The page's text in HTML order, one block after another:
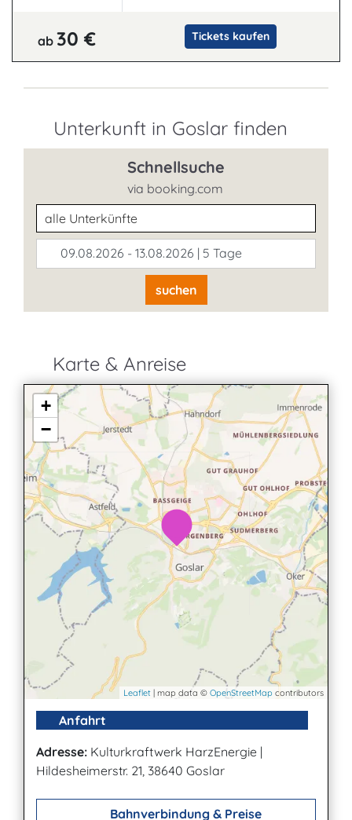
ab 30 € Tickets kaufen
Unterkunft in Goslar finden
Schnellsuche
via booking.com
Unterkunftsart
09.08.2026 - 13.08.2026 | 5 Tage
suchen
Karte & Anreise
+
−
Leaflet | map data © OpenStreetMap contributors
Anfahrt
Adresse: Kulturkraftwerk HarzEnergie |
Hildesheimerstr. 21, 38640 Goslar
Bahnverbindung & Preise